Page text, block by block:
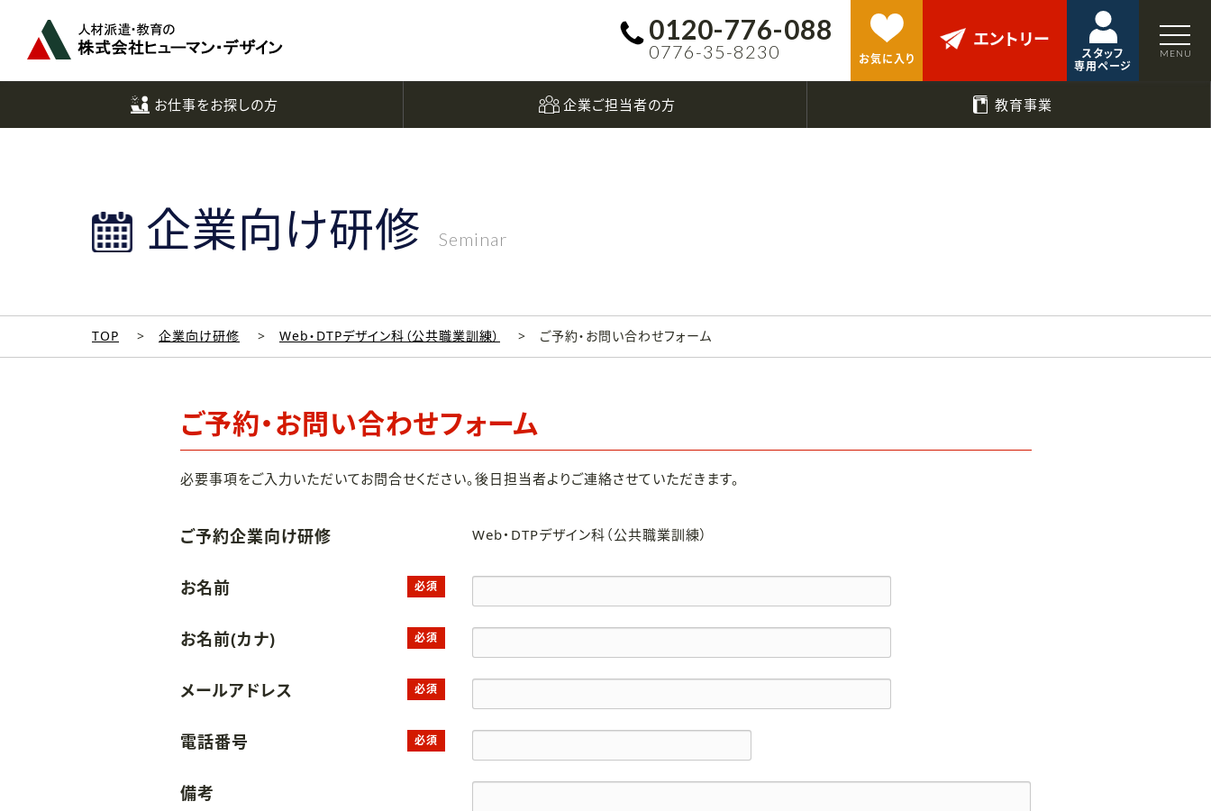
0120-776-088
0776-35-8230 お気に入り
エントリー
スタッフ
専用ページ
お仕事をお探しの方 企業ご担当者の方 教育事業
企業向け研修 Seminar
TOP 企業向け研修 Web・DTPデザイン科（公共職業訓練） ご予約・お問い合わせフォーム
ご予約・お問い合わせフォーム
必要事項をご入力いただいてお問合せください。後日担当者よりご連絡させていただきます。
ご予約企業向け研修 Web・DTPデザイン科（公共職業訓練）
お名前 必須
お名前(カナ) 必須
メールアドレス 必須
電話番号 必須
備考
へ